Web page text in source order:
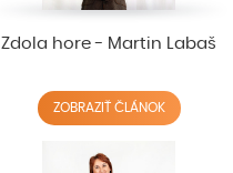
Zdola hore - Martin Labaš
ZOBRAZIŤ ČLÁNOK